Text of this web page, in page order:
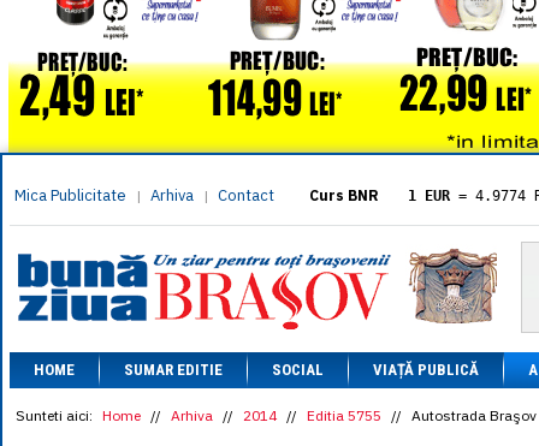
Mica Publicitate | Arhiva | Contact Curs BNR 1 EUR = 4.9774
= 5.8304
1 XAU= 464.4611
1 AED= 1.1933
1 AUD= 2.7957
1 BGN= 2.5449
1 CAD= 3.1559
1 CHF= 5.2813
1 CNY= 0.6015
HOME SUMAR EDITIE SOCIAL VIAȚĂ PUBLICĂ
Sunteti aici: Home // Arhiva // 2014 // Editia 5755 // Autostrada